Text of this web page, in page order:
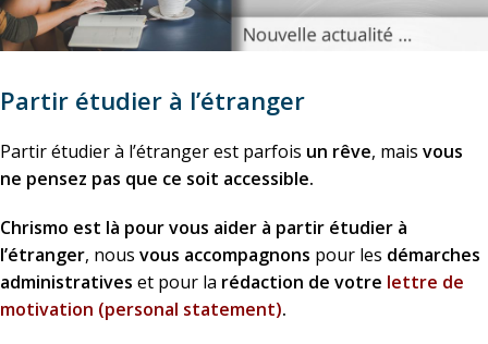
Partir étudier à l’étranger
Partir étudier à l’étranger est parfois un rêve, mais vous
ne pensez pas que ce soit accessible.
Chrismo est là pour vous aider à partir étudier à
l’étranger, nous vous accompagnons pour les démarches
administratives et pour la rédaction de votre lettre de
motivation (personal statement).